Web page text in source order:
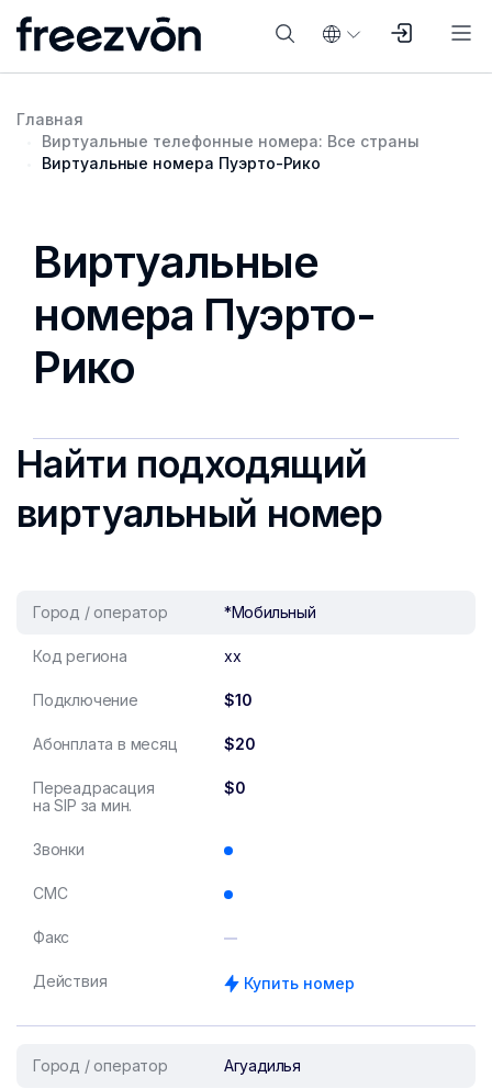
Главная
Виртуальные телефонные номера: Все страны
Виртуальные номера Пуэрто-Рико
Виртуальные
номера Пуэрто-
Рико
Найти подходящий
виртуальный номер
Город / оператор *Мобильный
Код региона xx
Подключение $10
Абонплата в месяц $20
Переадрасация
на SIP за мин.
$0
Звонки
СМС
Факс
Действия Купить номер
Город / оператор Агуадилья